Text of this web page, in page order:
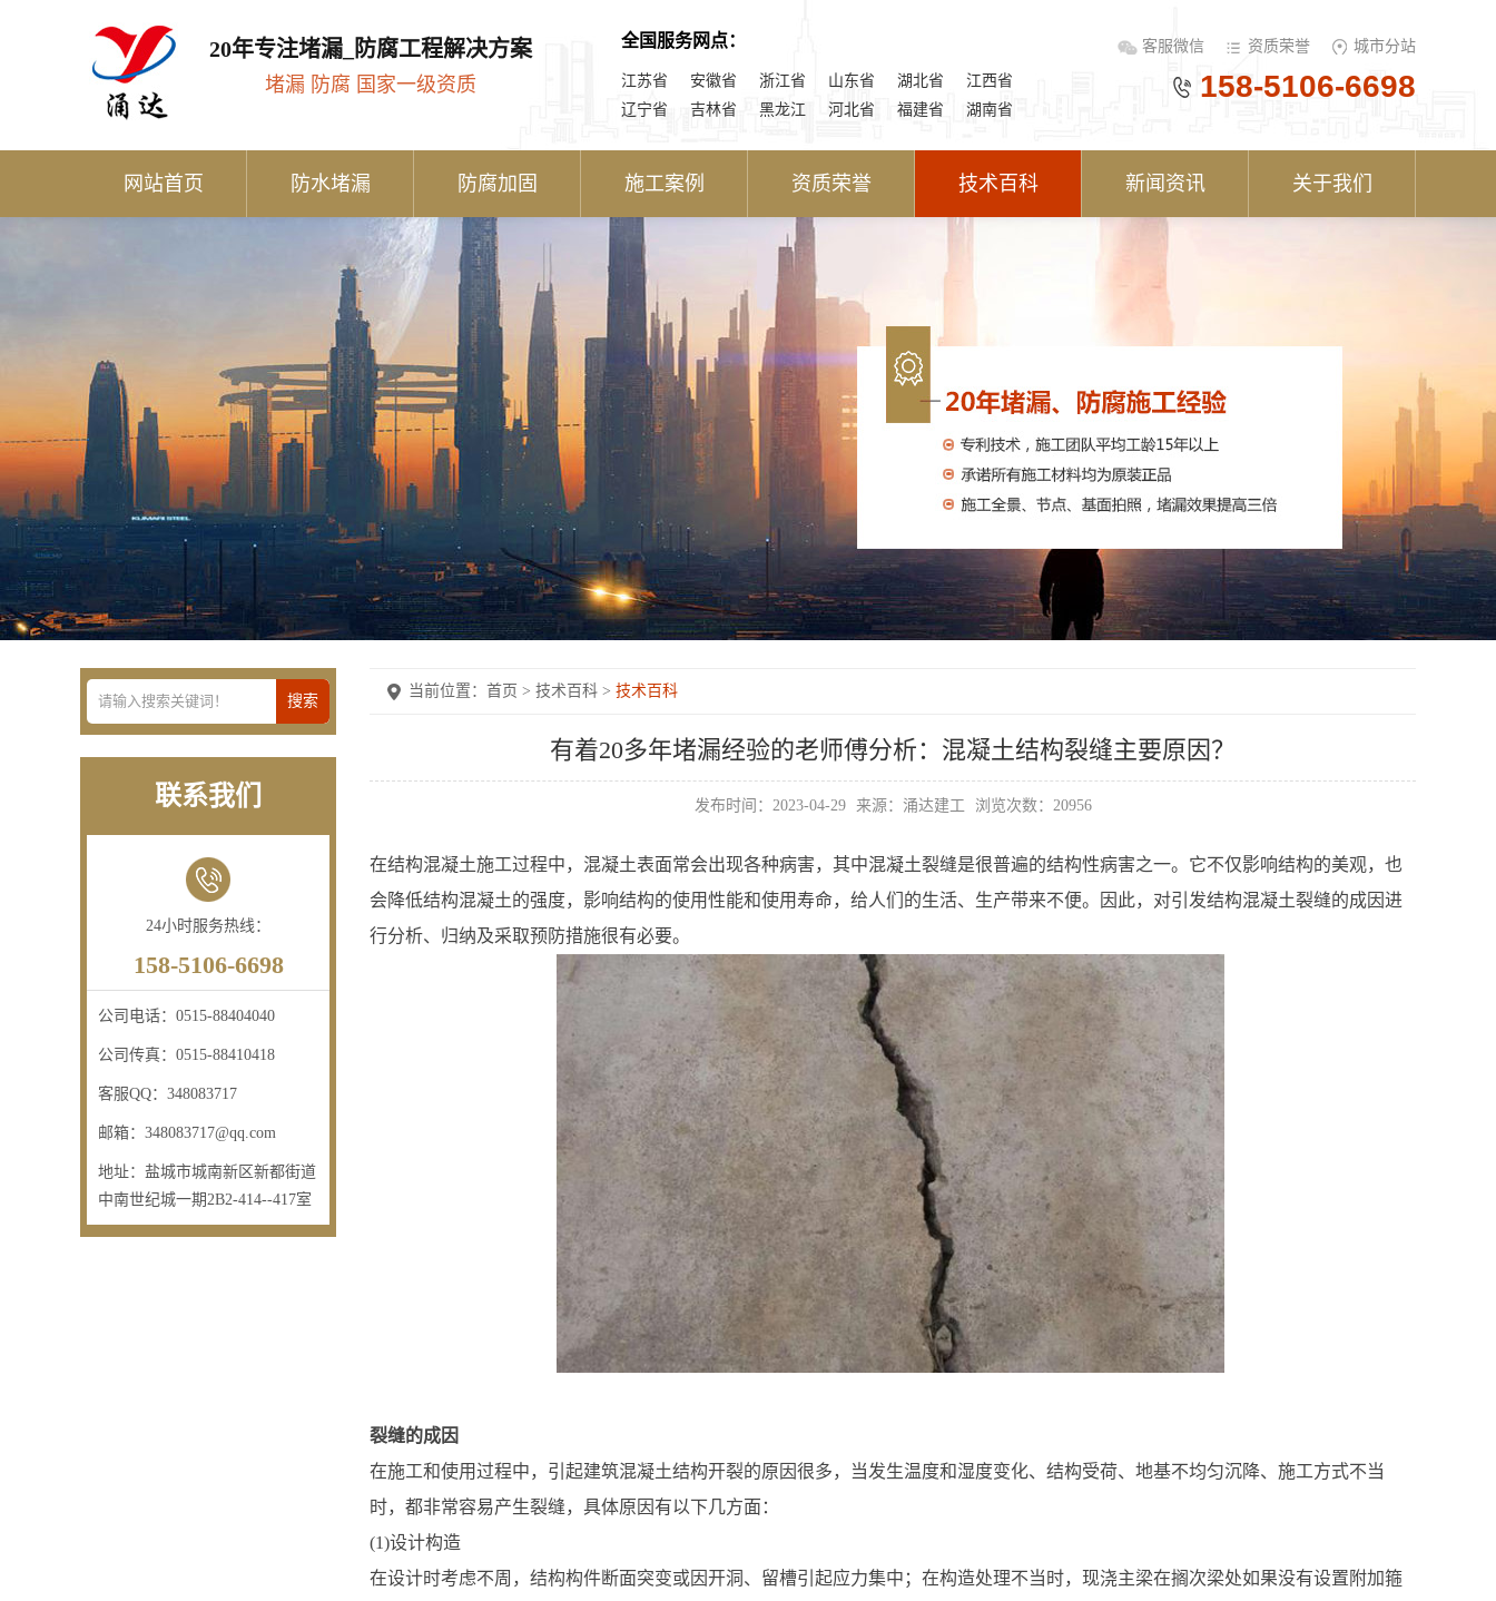
20年专注堵漏_防腐工程解决方案
堵漏 防腐 国家一级资质
全国服务网点：
江苏省 安徽省 浙江省 山东省 湖北省
江西省
辽宁省
吉林省 黑龙江 河北省 福建省 湖南省
客服微信 资质荣誉 城市分站
158-5106-6698
网站首页 防水堵漏 防腐加固 施工案例 资质荣誉 技术百科 新闻资讯 关于我们
联系我们
24小时服务热线：
158-5106-6698
公司电话： 0515-88404040
公司传真： 0515-88410418
客服QQ： 348083717
邮箱： 348083717@qq.com
地址： 盐城市城南新区新都街道
中南世纪城一期2B2-414--417室
当前位置： 首页 > 技术百科 > 技术百科
有着20多年堵漏经验的老师傅分析：混凝土结构裂缝主要原因？
发布时间：2023-04-29 来源：涌达建工 浏览次数：20956
在结构混凝土施工过程中，混凝土表面常会出现各种病害，其中混凝土裂缝是很普遍的结构性病害之一。它不仅影响结构的美观，也
会降低结构混凝土的强度，影响结构的使用性能和使用寿命，给人们的生活、生产带来不便。因此，对引发结构混凝土裂缝的成因进
行分析、归纳及采取预防措施很有必要。
裂缝的成因
在施工和使用过程中，引起建筑混凝土结构开裂的原因很多，当发生温度和湿度变化、结构受荷、地基不均匀沉降、施工方式不当
时，都非常容易产生裂缝，具体原因有以下几方面：
(1)设计构造
在设计时考虑不周，结构构件断面突变或因开洞、留槽引起应力集中；在构造处理不当时，现浇主梁在搁次梁处如果没有设置附加箍